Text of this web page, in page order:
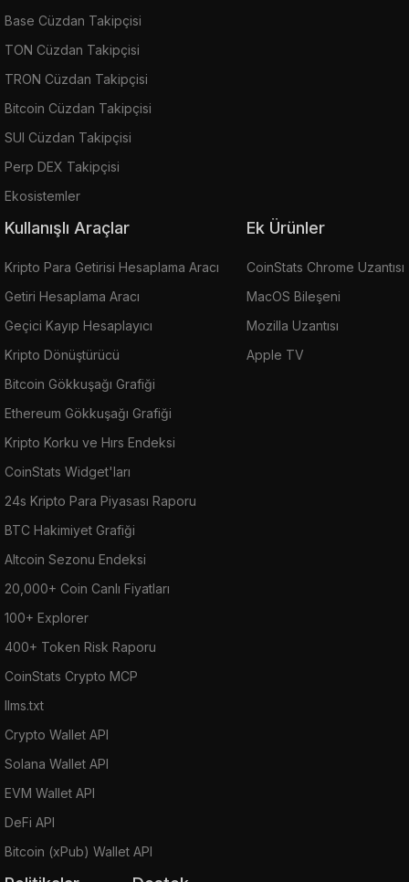
Base Cüzdan Takipçisi
TON Cüzdan Takipçisi
TRON Cüzdan Takipçisi
Bitcoin Cüzdan Takipçisi
SUI Cüzdan Takipçisi
Perp DEX Takipçisi
Ekosistemler
Kullanışlı Araçlar
Kripto Para Getirisi Hesaplama Aracı
Getiri Hesaplama Aracı
Geçici Kayıp Hesaplayıcı
Kripto Dönüştürücü
Bitcoin Gökkuşağı Grafiği
Ethereum Gökkuşağı Grafiği
Kripto Korku ve Hırs Endeksi
CoinStats Widget'ları
24s Kripto Para Piyasası Raporu
BTC Hakimiyet Grafiği
Altcoin Sezonu Endeksi
20,000+ Coin Canlı Fiyatları
100+ Explorer
400+ Token Risk Raporu
CoinStats Crypto MCP
llms.txt
Crypto Wallet API
Solana Wallet API
EVM Wallet API
DeFi API
Bitcoin (xPub) Wallet API
Ek Ürünler
CoinStats Chrome Uzantısı
MacOS Bileşeni
Mozilla Uzantısı
Apple TV